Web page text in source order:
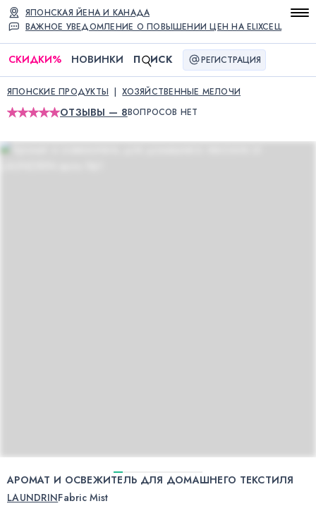
ВАЖНОЕ УВЕДОМЛЕНИЕ О ПОВЫШЕНИИ ЦЕН НА ELIXCELL
ЯПОНСКАЯ ЙЕНА И КАНАДА
СКИДКИ% НОВИНКИ П ИСК РЕГИСТРАЦИЯ
ЯПОНСКИЕ ПРОДУКТЫ ХОЗЯЙСТВЕННЫЕ МЕЛОЧИ
ОТЗЫВЫ — 8ВОПРОСОВ НЕТ
АРОМАТ И ОСВЕЖИТЕЛЬ ДЛЯ ДОМАШНЕГО ТЕКСТИЛЯ
LAUNDRINFabric Mist